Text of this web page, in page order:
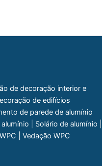
de decoração interior e
de edifícios
de parede de alumínio
| Solário de alumínio |
| Vedação WPC